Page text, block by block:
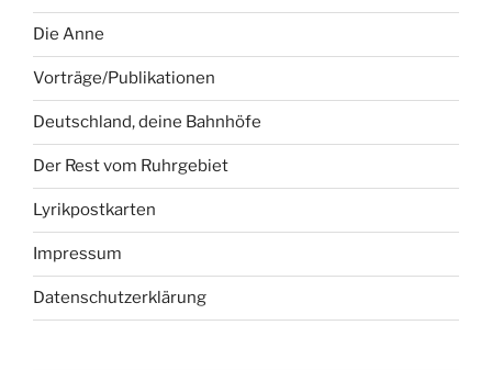
Die Anne
Vorträge/Publikationen
Deutschland, deine Bahnhöfe
Der Rest vom Ruhrgebiet
Lyrikpostkarten
Impressum
Datenschutzerklärung